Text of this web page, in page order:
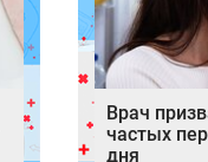
Врач
частых
дня